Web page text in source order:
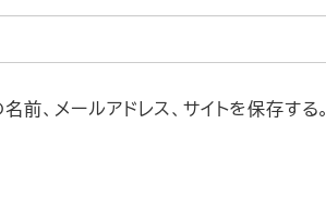
、メールアドレス、サイトを保存する。